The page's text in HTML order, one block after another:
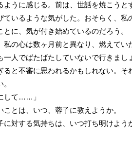
ように感じる。前は、世話を焼こう
ているような気がした。おそらく、
に、気が付き始めているのだろう。
の心は数ヶ月前と異なり、燃えてい
一人でばたばたしていないで行きまし
と不審に思われるかもしれない。そ
して……」
とは、いつ、蓉子に教えようか。
対する気持ちは、いつ打ち明けよう